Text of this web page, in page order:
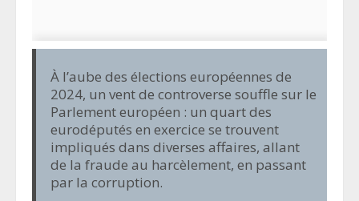
À l’aube des élections européennes de
2024, un vent de controverse souffle sur le
Parlement européen : un quart des
eurodéputés en exercice se trouvent
impliqués dans diverses affaires, allant
de la fraude au harcèlement, en passant
par la corruption.